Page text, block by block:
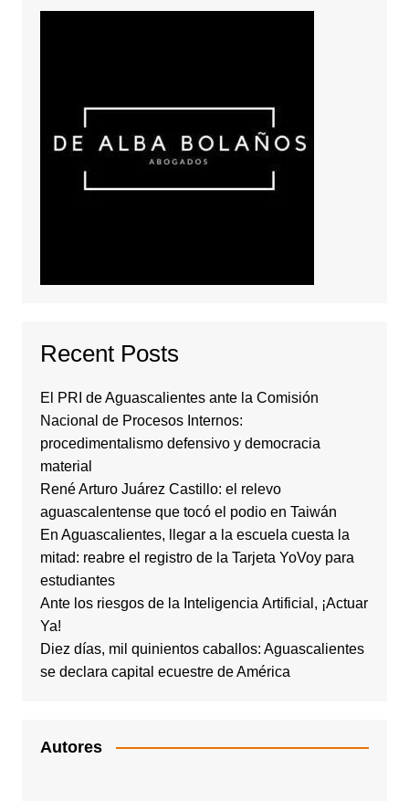
Recent Posts
El PRI de Aguascalientes ante la Comisión
Nacional de Procesos Internos:
procedimentalismo defensivo y democracia
material
René Arturo Juárez Castillo: el relevo
aguascalentense que tocó el podio en Taiwán
En Aguascalientes, llegar a la escuela cuesta la
mitad: reabre el registro de la Tarjeta YoVoy para
estudiantes
Ante los riesgos de la Inteligencia Artificial, ¡Actuar
Ya!
Diez días, mil quinientos caballos: Aguascalientes
se declara capital ecuestre de América
Autores